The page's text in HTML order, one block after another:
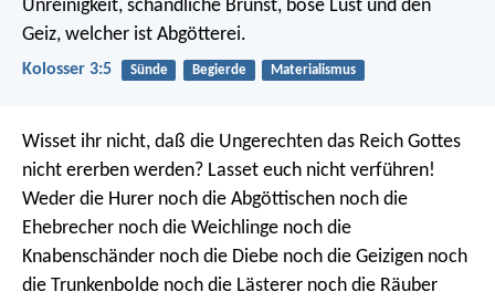
Unreinigkeit, schändliche Brunst, böse Lust und den
Geiz, welcher ist Abgötterei.
Kolosser 3:5 Sünde Begierde Materialismus
Wisset ihr nicht, daß die Ungerechten das Reich Gottes
nicht ererben werden? Lasset euch nicht verführen!
Weder die Hurer noch die Abgöttischen noch die
Ehebrecher noch die Weichlinge noch die
Knabenschänder noch die Diebe noch die Geizigen noch
die Trunkenbolde noch die Lästerer noch die Räuber